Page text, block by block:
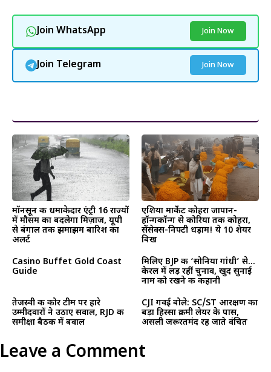
Join WhatsApp Join Now
Join Telegram Join Now
मॉनसून की धमाकेदार एंट्री 16 राज्यों
में मौसम का बदलेगा मिज़ाज, यूपी
से बंगाल तक झमाझम बारिश का
अलर्ट
एशिया मार्केट कोहरा जापान-
हॉन्गकॉन्ग से कोरिया तक कोहरा,
सेंसेक्स-निफ्टी धड़ाम! ये 10 शेयर
बिख
Casino Buffet Gold Coast
Guide
मिलिए BJP की ‘सोनिया गांधी’ से…
केरल में लड़ रहीं चुनाव, खुद सुनाई
नाम को रखने की कहानी
तेजस्वी की कोर टीम पर हारे
उम्मीदवारों ने उठाए सवाल, RJD की
समीक्षा बैठक में बवाल
CJI गवई बोले: SC/ST आरक्षण का
बड़ा हिस्सा क्रीमी लेयर के पास,
असली जरूरतमंद रह जाते वंचित
Leave a Comment